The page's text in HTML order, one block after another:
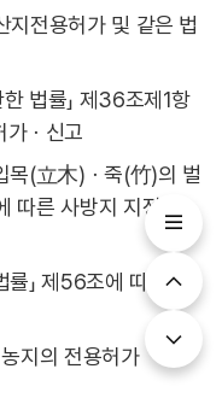
지전용허가 및 같은 법
법률」 제36조제1항
가ㆍ신고
목(立木)ㆍ죽(竹)의 벌
른 사방지 지정의
」 제56조에 따른 개
농지의 전용허가